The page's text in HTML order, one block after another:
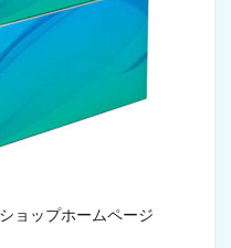
ョップホームページ